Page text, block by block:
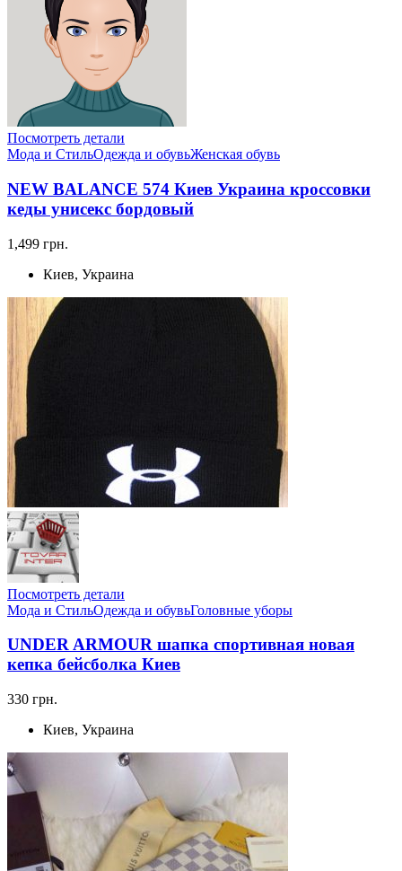
Посмотреть детали
Мода и СтильОдежда и обувьЖенская обувь
NEW BALANCE 574 Киев Украина кроссовки
кеды унисекс бордовый
1,499 грн.
Киев, Украина
Посмотреть детали
Мода и СтильОдежда и обувьГоловные уборы
UNDER ARMOUR шапка спортивная новая
кепка бейсболка Киев
330 грн.
Киев, Украина